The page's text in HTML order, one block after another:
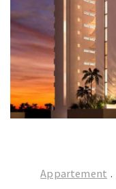
Appartement .